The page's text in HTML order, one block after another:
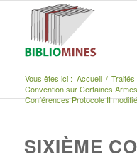
Vous êtes ici : Accueil / Traités
Convention sur Certaines
Conférences Protocole II modifié
SIXIÈME